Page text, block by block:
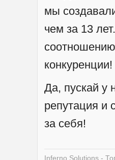
мы
чем за 13
конкуренции!
Да, пускай у
репутация и
за себя!
Inferno Solutions -